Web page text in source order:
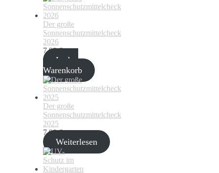
Der große
Sonnenschutzmittelcheck
2026
7,99€
In den
Warenkorb
Der große
Sonnenschutzmittelcheck
2025
7,99€
Weiterlesen